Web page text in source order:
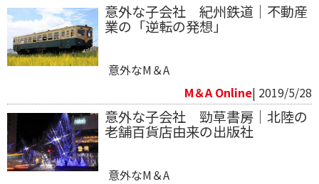
意外な子会社 紀州鉄道｜不動産
業の「逆転の発想」
意外なM＆A
M＆A Online| 2019/5/28
意外な子会社 勁草書房｜北陸の
老舗百貨店由来の出版社
意外なM＆A